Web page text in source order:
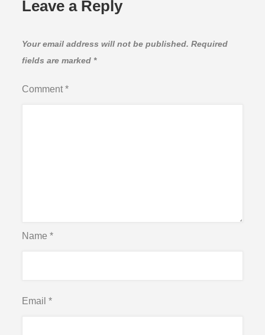
Leave a Reply
Your email address will not be published. Required
fields are marked *
Comment*
Name*
Email*